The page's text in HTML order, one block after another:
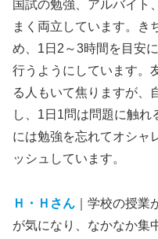
国試の勉強、アルバイト
まく両立しています。き
め、1日2～3時間を目安
行うようにしています。
る人もいて焦りますが、
し、1日1問は問題に触
には勉強を忘れてオシャ
ッシュしています。
Ｈ・Ｈさん ｜学校の授業
が気になり、なかなか集